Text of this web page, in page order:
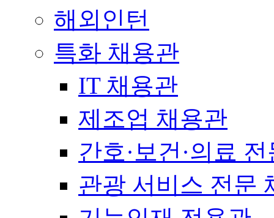
해외인턴
특화 채용관
IT 채용관
제조업 채용관
간호·보건·의료
관광 서비스 전문